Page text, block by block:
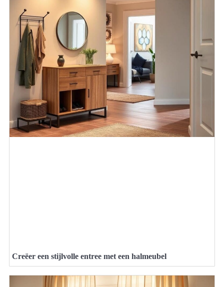
Creëer een stijlvolle entree met een halmeubel